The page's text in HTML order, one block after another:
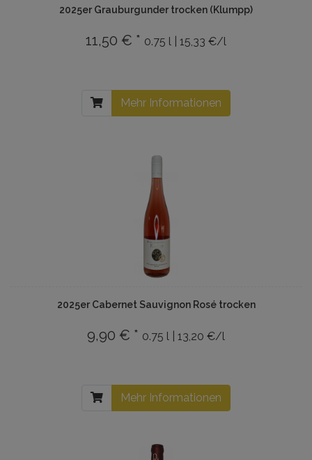
2025er Grauburgunder trocken (Klumpp)
11,50 € * 0.75 l | 15,33 €/l
Mehr Informationen
2025er Cabernet Sauvignon Rosé trocken
9,90 € * 0.75 l | 13,20 €/l
Mehr Informationen